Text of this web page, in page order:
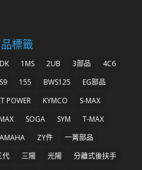
標籤
1MS 2UB 3部品
4C6
155 BWS125
EG部品
POWER
KYMCO
S-MAX
SOGA SYM
T-MAX
ZY件
一菁部品
代
三陽 光陽
分離式後扶手